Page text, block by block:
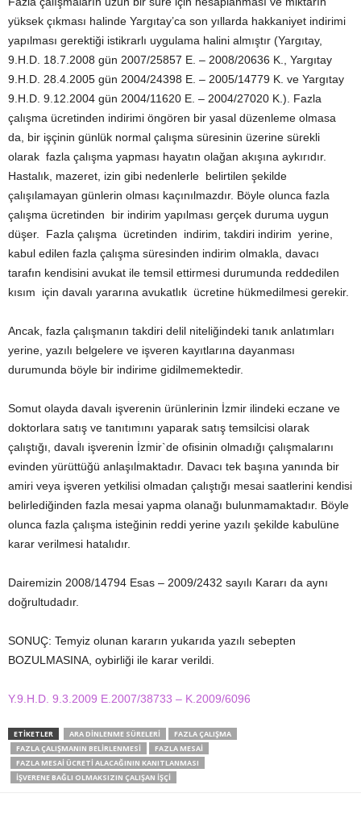
yüksek çıkması halinde Yargıtay’ca son yıllarda hakkaniyet indirimi
yapılması gerektiği istikrarlı uygulama halini almıştır (Yargıtay,
9.H.D. 18.7.2008 gün 2007/25857 E. – 2008/20636 K., Yargıtay
9.H.D. 28.4.2005 gün 2004/24398 E. – 2005/14779 K. ve Yargıtay
9.H.D. 9.12.2004 gün 2004/11620 E. – 2004/27020 K.). Fazla
çalışma ücretinden indirimi öngören bir yasal düzenleme olmasa
da, bir işçinin günlük normal çalışma süresinin üzerine sürekli
olarak fazla çalışma yapması hayatın olağan akışına aykırıdır.
Hastalık, mazeret, izin gibi nedenlerle belirtilen şekilde
çalışılamayan günlerin olması kaçınılmazdır. Böyle olunca fazla
çalışma ücretinden bir indirim yapılması gerçek duruma uygun
düşer. Fazla çalışma ücretinden indirim, takdiri indirim yerine,
kabul edilen fazla çalışma süresinden indirim olmakla, davacı
tarafın kendisini avukat ile temsil ettirmesi durumunda reddedilen
kısım için davalı yararına avukatlık ücretine hükmedilmesi gerekir.
Ancak, fazla çalışmanın takdiri delil niteliğindeki tanık anlatımları
yerine, yazılı belgelere ve işveren kayıtlarına dayanması
durumunda böyle bir indirime gidilmemektedir.
Somut olayda davalı işverenin ürünlerinin İzmir ilindeki eczane ve
doktorlara satış ve tanıtımını yaparak satış temsilcisi olarak
çalıştığı, davalı işverenin İzmir`de ofisinin olmadığı çalışmalarını
evinden yürüttüğü anlaşılmaktadır. Davacı tek başına yanında bir
amiri veya işveren yetkilisi olmadan çalıştığı mesai saatlerini kendisi
belirlediğinden fazla mesai yapma olanağı bulunmamaktadır. Böyle
olunca fazla çalışma isteğinin reddi yerine yazılı şekilde kabulüne
karar verilmesi hatalıdır.
Dairemizin 2008/14794 Esas – 2009/2432 sayılı Kararı da aynı
doğrultudadır.
SONUÇ: Temyiz olunan kararın yukarıda yazılı sebepten
BOZULMASINA, oybirliği ile karar verildi.
Y.9.H.D. 9.3.2009 E.2007/38733 – K.2009/6096
ETIKETLER ARA DINLENME SÜRELERI
FAZLA ÇALIŞMA
FAZLA ÇALIŞMANIN BELIRLENMESI
FAZLA MESAI
FAZLA MESAI ÜCRETI ALACAĞININ KANITLANMASI
İŞVERENE BAĞLI OLMAKSIZIN ÇALIŞAN İŞÇI